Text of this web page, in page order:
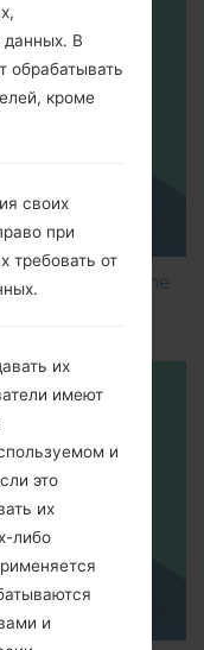
LG Smartphone
данных. В
обрабатывать
кроме
своих
при
требовать от
их
имеют
и
это
их
либо
и